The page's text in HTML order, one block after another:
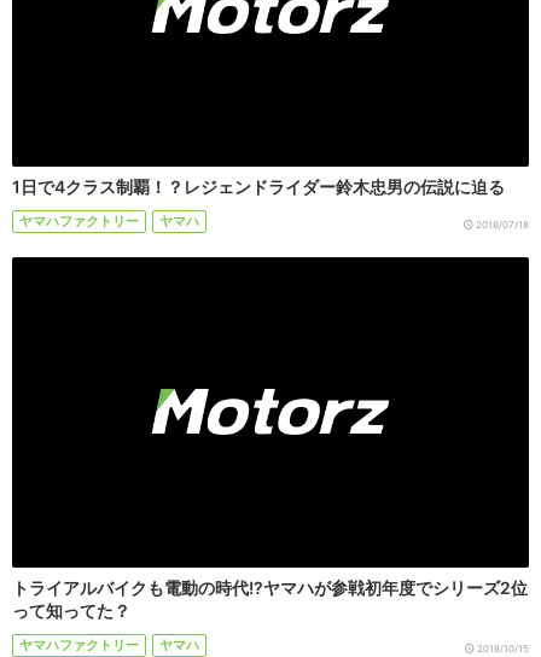
1日で4クラス制覇！？レジェンドライダー鈴木忠男の伝説に迫る
ヤマハファクトリー ヤマハ 2018/07/18
トライアルバイクも電動の時代!?ヤマハが参戦初年度でシリーズ2位
って知ってた？
ヤマハファクトリー ヤマハ 2018/10/15